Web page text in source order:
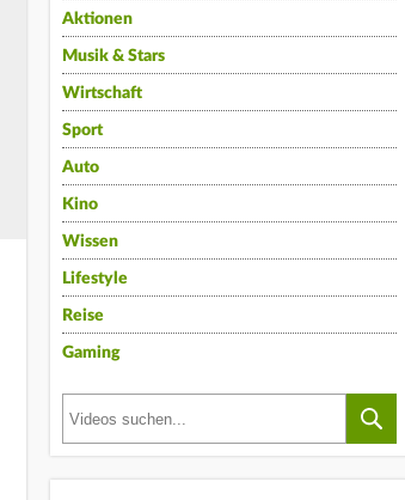
Aktionen
Musik & Stars
Wirtschaft
Sport
Auto
Kino
Wissen
Lifestyle
Reise
Gaming